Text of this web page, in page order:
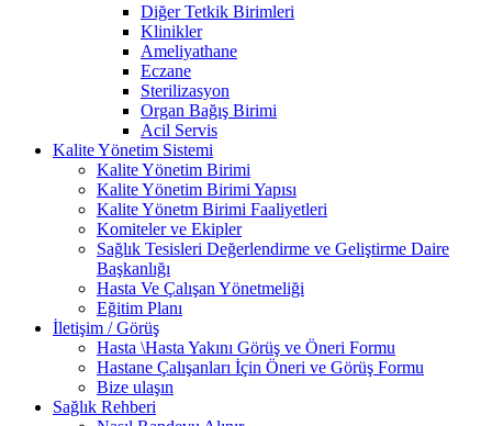
Diğer Tetkik Birimleri
Klinikler
Ameliyathane
Eczane
Sterilizasyon
Organ Bağış Birimi
Acil Servis
Kalite Yönetim Sistemi
Kalite Yönetim Birimi
Kalite Yönetim Birimi Yapısı
Kalite Yönetm Birimi Faaliyetleri
Komiteler ve Ekipler
Sağlık Tesisleri Değerlendirme ve Geliştirme Daire
Başkanlığı
Hasta Ve Çalışan Yönetmeliği
Eğitim Planı
İletişim / Görüş
Hasta \Hasta Yakını Görüş ve Öneri Formu
Hastane Çalışanları İçin Öneri ve Görüş Formu
Bize ulaşın
Sağlık Rehberi